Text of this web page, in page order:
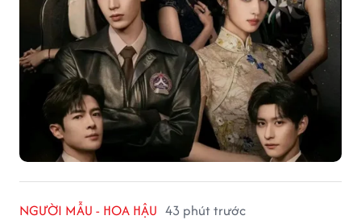
NGƯỜI MẪU - HOA HẬU 43 phút trước